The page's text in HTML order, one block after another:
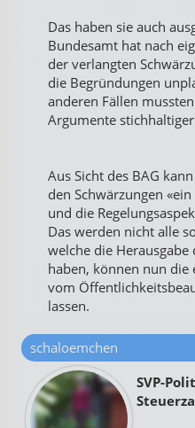
Das haben sie auch
Bundesamt hat nach
der verlangten
die Begründungen
anderen Fällen
Argumente
Aus Sicht des BAG
den Schwärzungen
und die
Das werden nicht alle
welche die
haben, können nun die
vom
lassen.
schaloemchen
SVP-